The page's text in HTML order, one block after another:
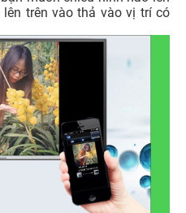
trên vào thả vào vị trí có